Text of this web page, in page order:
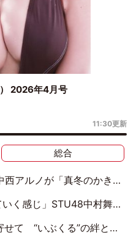
2026年4月号
11:30更新
総合
らす！ 因縁の裏にあるのは、逆境をともに“凌”ぐ似た者同士の絆
中村舞、新しい挑戦は自らの手で
る”の絆と後輩・龍頭綺音の決意